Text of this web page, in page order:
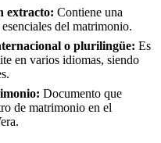
extracto: Contiene una
del matrimonio.
o plurilingüe: Es
en varios idiomas, siendo
Documento que
de matrimonio en el
.